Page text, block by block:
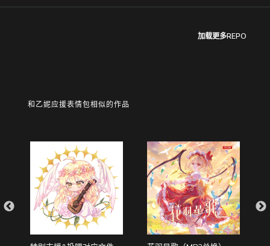
加载更多REPO
和乙妮应援表情包相似的作品